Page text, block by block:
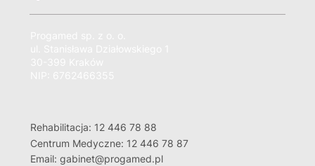
Rehabilitacja: 12 446 78 88
Centrum Medyczne: 12 446 78 87
Email: gabinet@progamed.pl